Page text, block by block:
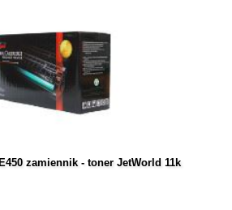
zamiennik - toner JetWorld 11k